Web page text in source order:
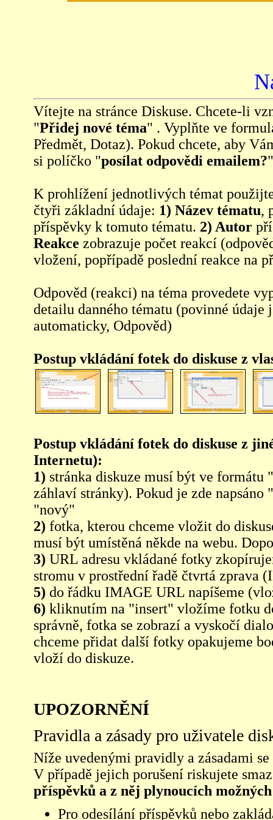
Vítejte na stránce Diskuse. Chcete-li
"Přidej nové téma" . Vyplňte ve
Předmět, Dotaz). Pokud chcete, aby
si políčko "posílat odpovědi emailem?
K prohlížení jednotlivých témat
čtyři základní údaje: 1) Název tématu,
příspěvky k tomuto tématu. 2) Autor
Reakce zobrazuje počet reakcí
vložení, popřípadě poslední reakce na
Odpověd (reakci) na téma provedete
detailu danného tématu (povinné údaje
automaticky, Odpověd)
Postup vkládání fotek do diskuse z
Postup vkládání fotek do diskuse z
Internetu):
1) stránka diskuze musí být ve
záhlaví stránky). Pokud je zde
"nový"
2) fotka, kterou chceme vložit do
musí být umístěná někde na webu.
3) URL adresu vkládané fotky
stromu v prostřední řadě čtvrtá zprava
5) do řádku IMAGE URL napíšeme
6) kliknutím na "insert" vložíme fotku
správně, fotka se zobrazí a vyskočí
chceme přidat další fotky opakujeme
vloží do diskuze.
UPOZORNĚNÍ
Pravidla a zásady pro uživatele
Níže uvedenými pravidly a zásadami
V případě jejich porušení riskujete
příspěvků a z něj plynoucích
Pro odesílání příspěvků nebo